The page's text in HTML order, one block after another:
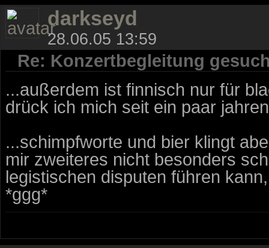
darkseyd
28.06.05 13:59
Re: Konzertbegleitung
...außerdem ist finnisch nur für
drück ich mich seit ein paar
...schimpfworte und bier klingt
mir zweiteres nicht besonders
legistischen disputen führen
*ggg*